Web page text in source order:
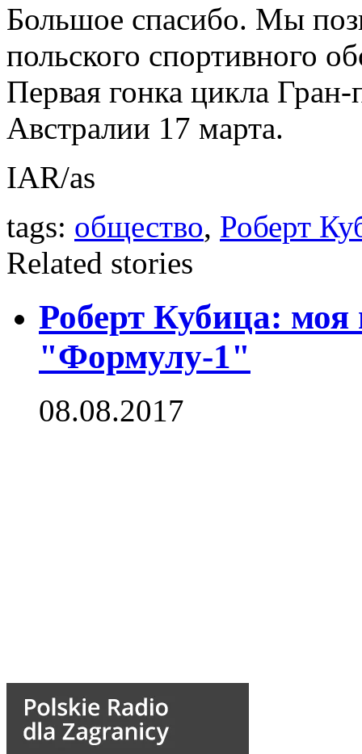
Большое спасибо. Мы
польского спортивного
Первая гонка цикла Гран-
Австралии 17 марта.
IAR/as
tags: общество, Роберт
Related stories
Роберт Кубица: моя
"Формулу-1"
08.08.2017